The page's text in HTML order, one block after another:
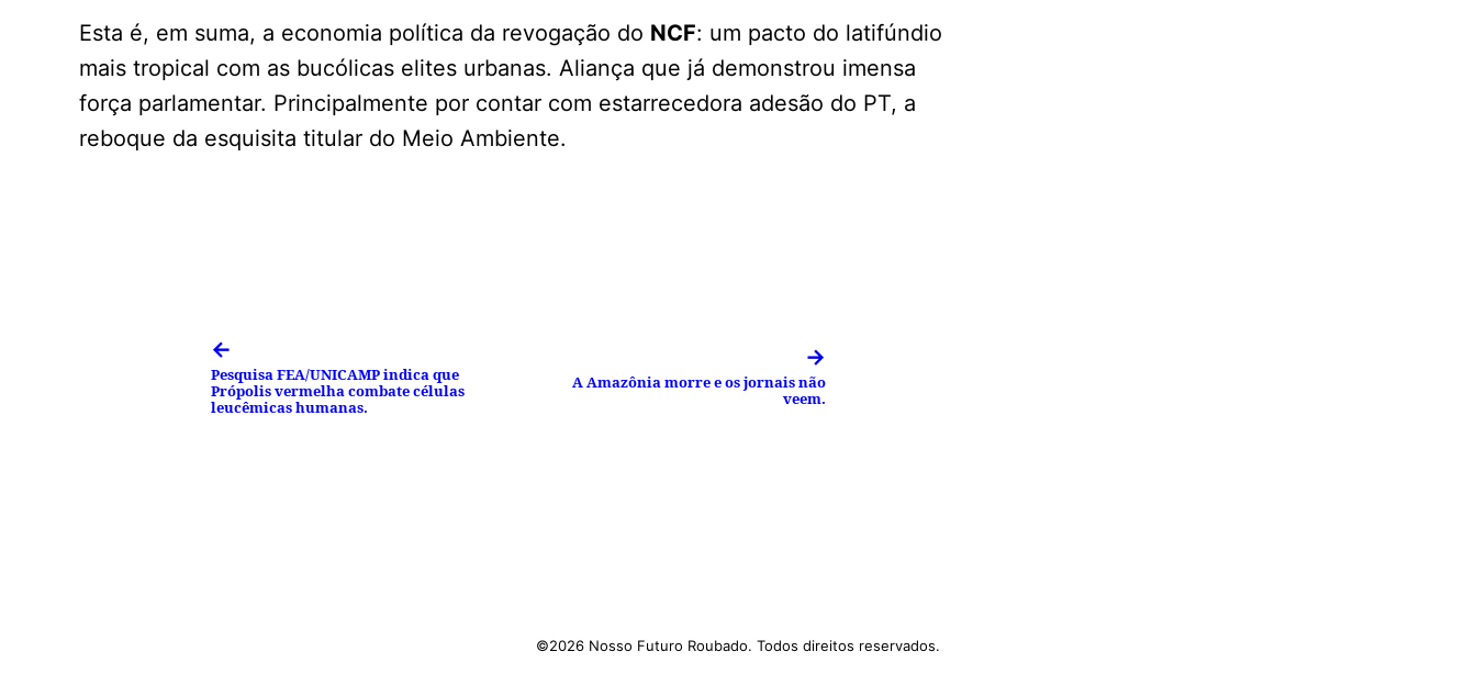
Esta é, em suma, a economia política da revogação do NCF: um pacto do latifúndio
mais tropical com as bucólicas elites urbanas. Aliança que já demonstrou imensa
força parlamentar. Principalmente por contar com estarrecedora adesão do PT, a
reboque da esquisita titular do Meio Ambiente.
←
Pesquisa FEA/UNICAMP indica que
Própolis vermelha combate células
leucêmicas humanas.
→
A Amazônia morre e os jornais não
veem.
©2026 Nosso Futuro Roubado. Todos direitos reservados.